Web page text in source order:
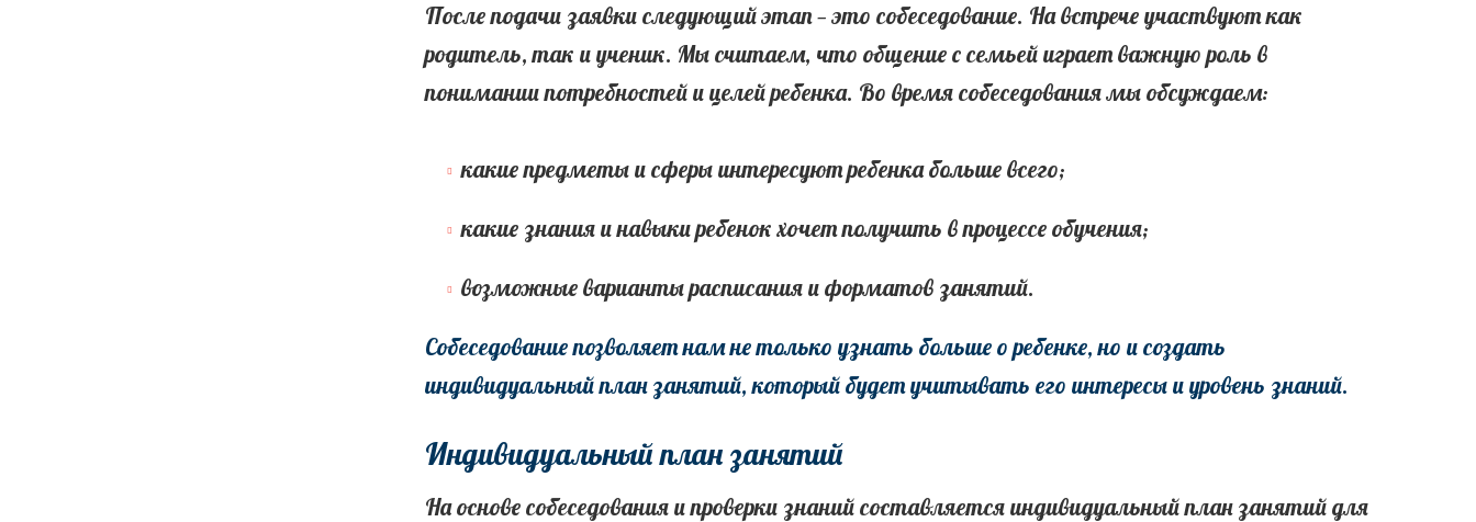
После подачи заявки следующий этап — это собеседование. На встрече участвуют как
родитель, так и ученик. Мы считаем, что общение с семьей играет важную роль в
понимании потребностей и целей ребенка. Во время собеседования мы обсуждаем:
какие предметы и сферы интересуют ребенка больше всего;
какие знания и навыки ребенок хочет получить в процессе обучения;
возможные варианты расписания и форматов занятий.
Собеседование позволяет нам не только узнать больше о ребенке, но и создать
индивидуальный план занятий, который будет учитывать его интересы и уровень знаний.
Индивидуальный план занятий
На основе собеседования и проверки знаний составляется индивидуальный план занятий для